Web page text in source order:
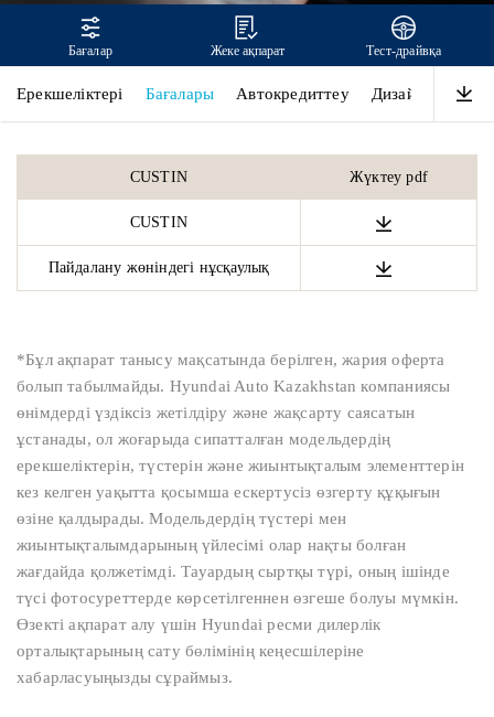
CUSTIN
Бағалар Жеке ақпарат Тест-драйвқа
Ерекшеліктері Бағалары Автокредиттеу Дизайн
CUSTIN Жүктеу pdf
CUSTIN
Пайдалану жөніндегі нұсқаулық
*Бұл ақпарат танысу мақсатында берілген, жария оферта
болып табылмайды. Hyundai Auto Kazakhstan компаниясы
өнімдерді үздіксіз жетілдіру және жақсарту саясатын
ұстанады, ол жоғарыда сипатталған модельдердің
ерекшеліктерін, түстерін және жиынтықталым элементтерін
кез келген уақытта қосымша ескертусіз өзгерту құқығын
өзіне қалдырады. Модельдердің түстері мен
жиынтықталымдарының үйлесімі олар нақты болған
жағдайда қолжетімді. Тауардың сыртқы түрі, оның ішінде
түсі фотосуреттерде көрсетілгеннен өзгеше болуы мүмкін.
Өзекті ақпарат алу үшін Hyundai ресми дилерлік
орталықтарының сату бөлімінің кеңесшілеріне
хабарласуыңызды сұраймыз.